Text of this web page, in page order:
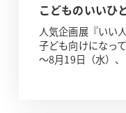
こどものいいひ
人気企画展『いい
子ども向けになっ
～8月19日（水）